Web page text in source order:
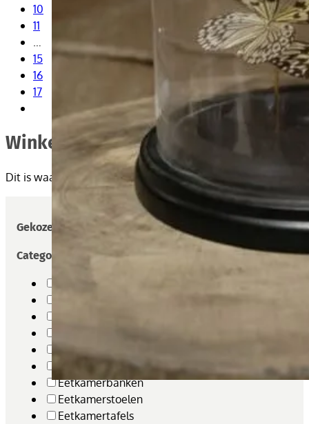
10
11
15
16
17
Winkel
Dit is waar je door producten in deze winkel kunt bladeren.
Gekozen filters
Categorieën
Bankstellen
Dressoirs
Edelstenen - Mineralen
Eetkamerbanken
Eetkamerstoelen
Eetkamertafels